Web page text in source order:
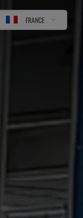
FRANCE